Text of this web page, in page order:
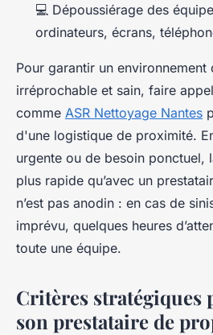
💻 Dépoussiérage des
ordinateurs, écrans,
Pour garantir un environnement
irréprochable et sain, faire
comme ASR Nettoyage Nantes
d'une logistique de proximité.
urgente ou de besoin ponctuel,
plus rapide qu’avec un
n’est pas anodin : en cas de
imprévu, quelques heures
toute une équipe.
Critères stratégiques
son prestataire de